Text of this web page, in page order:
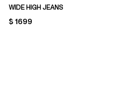
WIDE HIGH JEANS
PRICE:
$ 1699